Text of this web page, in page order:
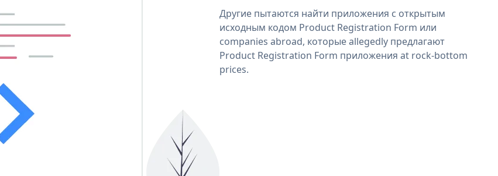
Другие пытаются найти приложения с открытым
исходным кодом Product Registration Form или
companies abroad, которые allegedly предлагают
Product Registration Form приложения at rock-bottom
prices.